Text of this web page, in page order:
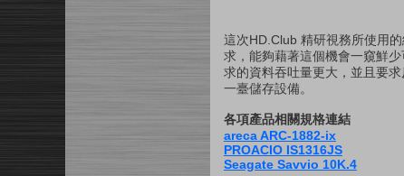
這次HD.Club 精研視務所使用
求，能夠藉著這個機會一窺鮮
求的資料吞吐量更大，並且要
一臺儲存設備。
各項產品相關規格連結
areca ARC-1882-ix
PROACIO IS1316JS
Seagate Savvio 10K.4